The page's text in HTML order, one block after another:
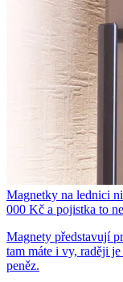
Magnetky na lednici
000 Kč a pojistka to
Magnety představují
tam máte i vy, raději
peněz.